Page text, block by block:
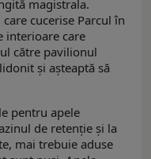
magistrala.
cucerise Parcul în
interioare care
către pavilionul
şi aşteaptă să
pentru apele
de retenţie şi la
mai trebuie aduse